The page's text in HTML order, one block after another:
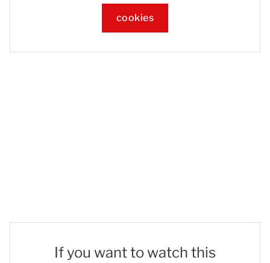
cookies
If you want to watch this